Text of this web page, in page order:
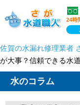
24時
佐賀の水漏れ修理業者
が大事？信頼できる水
水のコラム